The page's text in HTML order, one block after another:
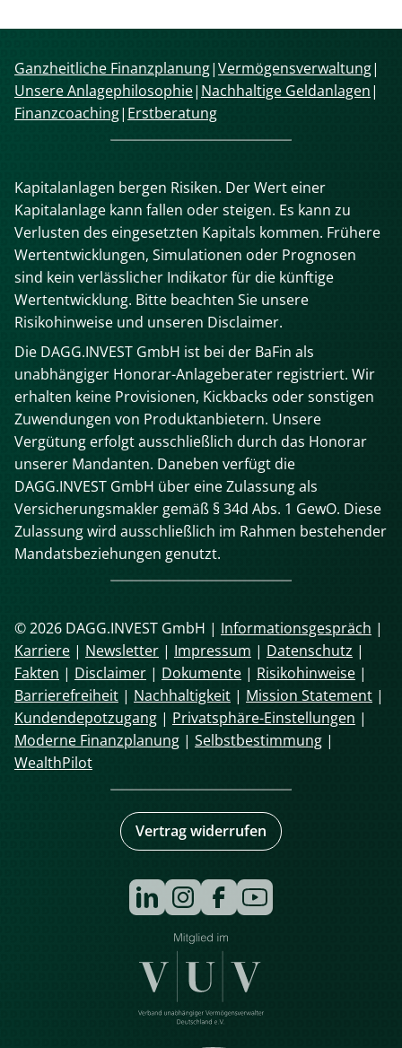
Navigation
überspringen
Ganzheitliche Finanzplanung Vermögensverwaltung
Unsere Anlagephilosophie Nachhaltige Geldanlagen
Finanzcoaching Erstberatung
Kapitalanlagen bergen Risiken. Der Wert einer
Kapitalanlage kann fallen oder steigen. Es kann zu
Verlusten des eingesetzten Kapitals kommen. Frühere
Wertentwicklungen, Simulationen oder Prognosen
sind kein verlässlicher Indikator für die künftige
Wertentwicklung. Bitte beachten Sie unsere
Risikohinweise und unseren Disclaimer.
Die DAGG.INVEST GmbH ist bei der BaFin als
unabhängiger Honorar-Anlageberater registriert. Wir
erhalten keine Provisionen, Kickbacks oder sonstigen
Zuwendungen von Produktanbietern. Unsere
Vergütung erfolgt ausschließlich durch das Honorar
unserer Mandanten. Daneben verfügt die
DAGG.INVEST GmbH über eine Zulassung als
Versicherungsmakler gemäß § 34d Abs. 1 GewO. Diese
Zulassung wird ausschließlich im Rahmen bestehender
Mandatsbeziehungen genutzt.
© 2026 DAGG.INVEST GmbH | Informationsgespräch |
Karriere | Newsletter | Impressum | Datenschutz |
Fakten | Disclaimer | Dokumente | Risikohinweise |
Barrierefreiheit | Nachhaltigkeit | Mission Statement |
Kundendepotzugang | Privatsphäre-Einstellungen |
Moderne Finanzplanung | Selbstbestimmung |
WealthPilot
Vertrag widerrufen
Navigation
überspringen